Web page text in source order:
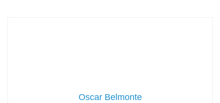
Oscar Belmonte